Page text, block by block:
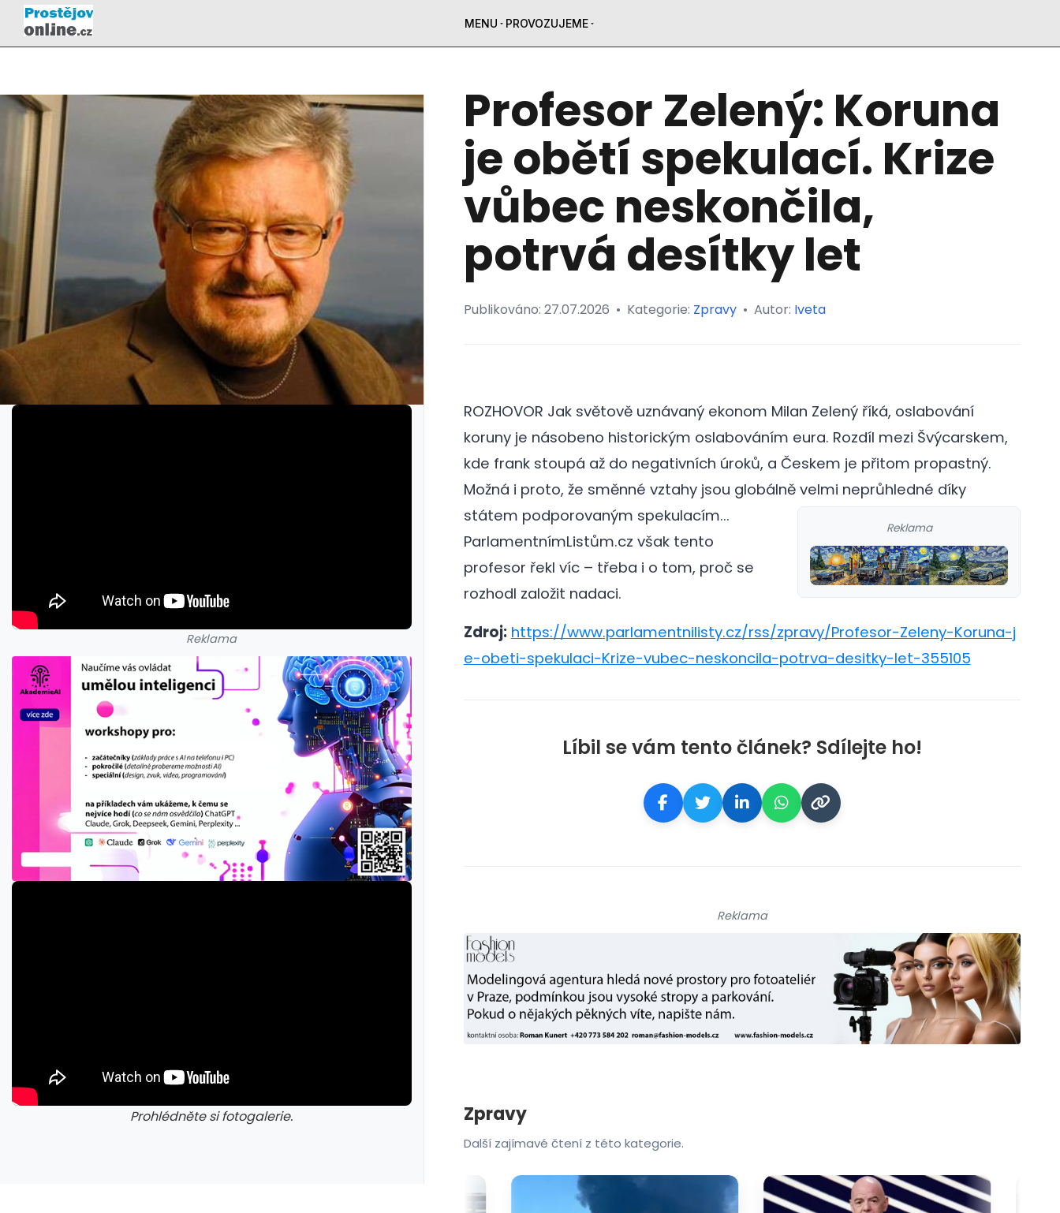
MENU PROVOZUJEME
Reklama
Prohlédněte si fotogalerie.
Profesor Zelený: Koruna
je obětí spekulací. Krize
vůbec neskončila,
potrvá desítky let
Publikováno: 27.07.2026 • Kategorie: Zpravy • Autor: Iveta
ROZHOVOR Jak světově uznávaný ekonom Milan Zelený říká, oslabování
koruny je násobeno historickým oslabováním eura. Rozdíl mezi Švýcarskem,
kde frank stoupá až do negativních úroků, a Českem je přitom propastný.
Možná i proto, že směnné vztahy jsou globálně velmi neprůhledné díky
státem podporovaným spekulacím...
Reklama
ParlamentnímListům.cz však tento
profesor řekl víc – třeba i o tom, proč se
rozhodl založit nadaci.
Zdroj: https://www.parlamentnilisty.cz/rss/zpravy/Profesor-Zeleny-Koruna-j
e-obeti-spekulaci-Krize-vubec-neskoncila-potrva-desitky-let-355105
Líbil se vám tento článek? Sdílejte ho!
Reklama
Zpravy
Další zajímavé čtení z této kategorie.